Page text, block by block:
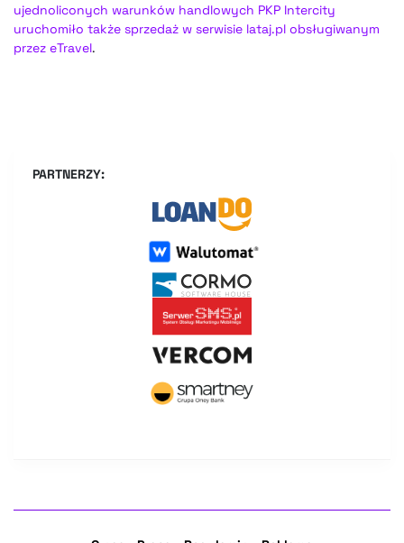
ujednoliconych warunków handlowych PKP Intercity
uruchomiło także sprzedaż w serwisie lataj.pl obsługiwanym
przez eTravel.
PARTNERZY: